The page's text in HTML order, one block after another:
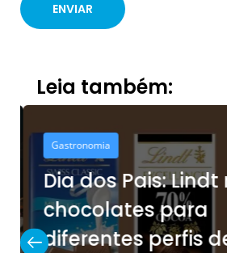
Leia também:
Gastronomia
Dia dos Pais: Lindt
chocolates para
diferentes perfis